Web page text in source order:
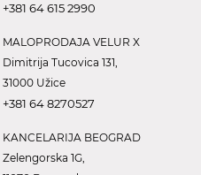
+381 64 615 2990
MALOPRODAJA VELUR X
Dimitrija Tucovica 131,
31000 Užice
+381 64 8270527
KANCELARIJA BEOGRAD
Zelengorska 1G,